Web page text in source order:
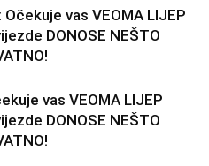
Očekuje vas VEOMA LIJEP
DONOSE NEŠTO
vas VEOMA LIJEP
DONOSE NEŠTO